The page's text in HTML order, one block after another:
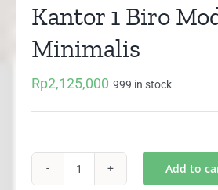
Kantor 1 Biro
Minimalis
Rp2,125,000 999 in stock
Add to